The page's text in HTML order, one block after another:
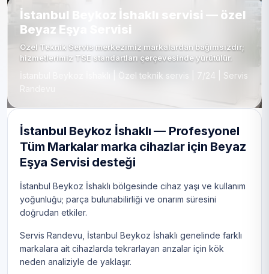
İstanbul Beykoz İshaklı servisi — özel
Beyaz Eşya Servisi
Özel Teknik Servis merkezimiz markalardan bağımsızdır;
hizmetlerimiz TSE standartları çerçevesinde yürütülür.
İstanbul Beykoz İshaklı | Özel teknik servis | 7/24 | Servis
İstanbul Beykoz İshaklı — Profesyonel
Tüm Markalar marka cihazlar için Beyaz
Eşya Servisi desteği
İstanbul Beykoz İshaklı bölgesinde cihaz yaşı ve kullanım
yoğunluğu; parça bulunabilirliği ve onarım süresini
doğrudan etkiler.
Servis Randevu, İstanbul Beykoz İshaklı genelinde farklı
markalara ait cihazlarda tekrarlayan arızalar için kök
neden analiziyle de yaklaşır.